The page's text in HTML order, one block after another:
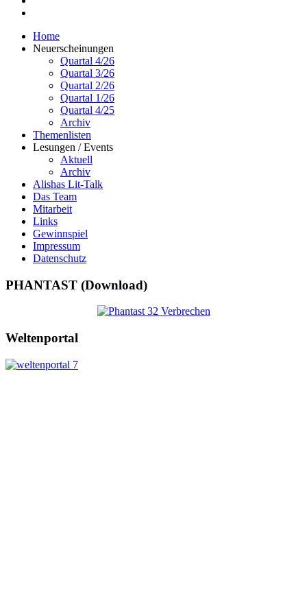
Home
Neuerscheinungen
Quartal 4/26
Quartal 3/26
Quartal 2/26
Quartal 1/26
Quartal 4/25
Archiv
Themenlisten
Lesungen / Events
Aktuell
Archiv
Alishas Lit-Talk
Das Team
Mitarbeit
Links
Gewinnspiel
Impressum
Datenschutz
PHANTAST (Download)
Weltenportal